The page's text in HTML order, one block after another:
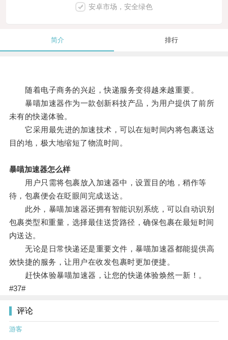
安卓市场，安全绿色
简介 排行
随着电子商务的兴起，快递服务变得越来越重要。
暴喵加速器作为一款创新科技产品，为用户提供了前所
未有的快递体验。
它采用最先进的加速技术，可以在短时间内将包裹送达
目的地，极大地缩短了物流时间。
暴喵加速器怎么样
用户只需将包裹放入加速器中，设置目的地，稍作等
待，包裹便会在眨眼间完成送达。
此外，暴喵加速器还拥有智能识别系统，可以自动识别
包裹类型和重量，选择最佳送货路径，确保包裹在最短时间
内送达。
无论是日常快递还是重要文件，暴喵加速器都能提供高
效快捷的服务，让用户在收发包裹时更加便捷。
赶快体验暴喵加速器，让您的快递体验焕然一新！。
#37#
评论
游客